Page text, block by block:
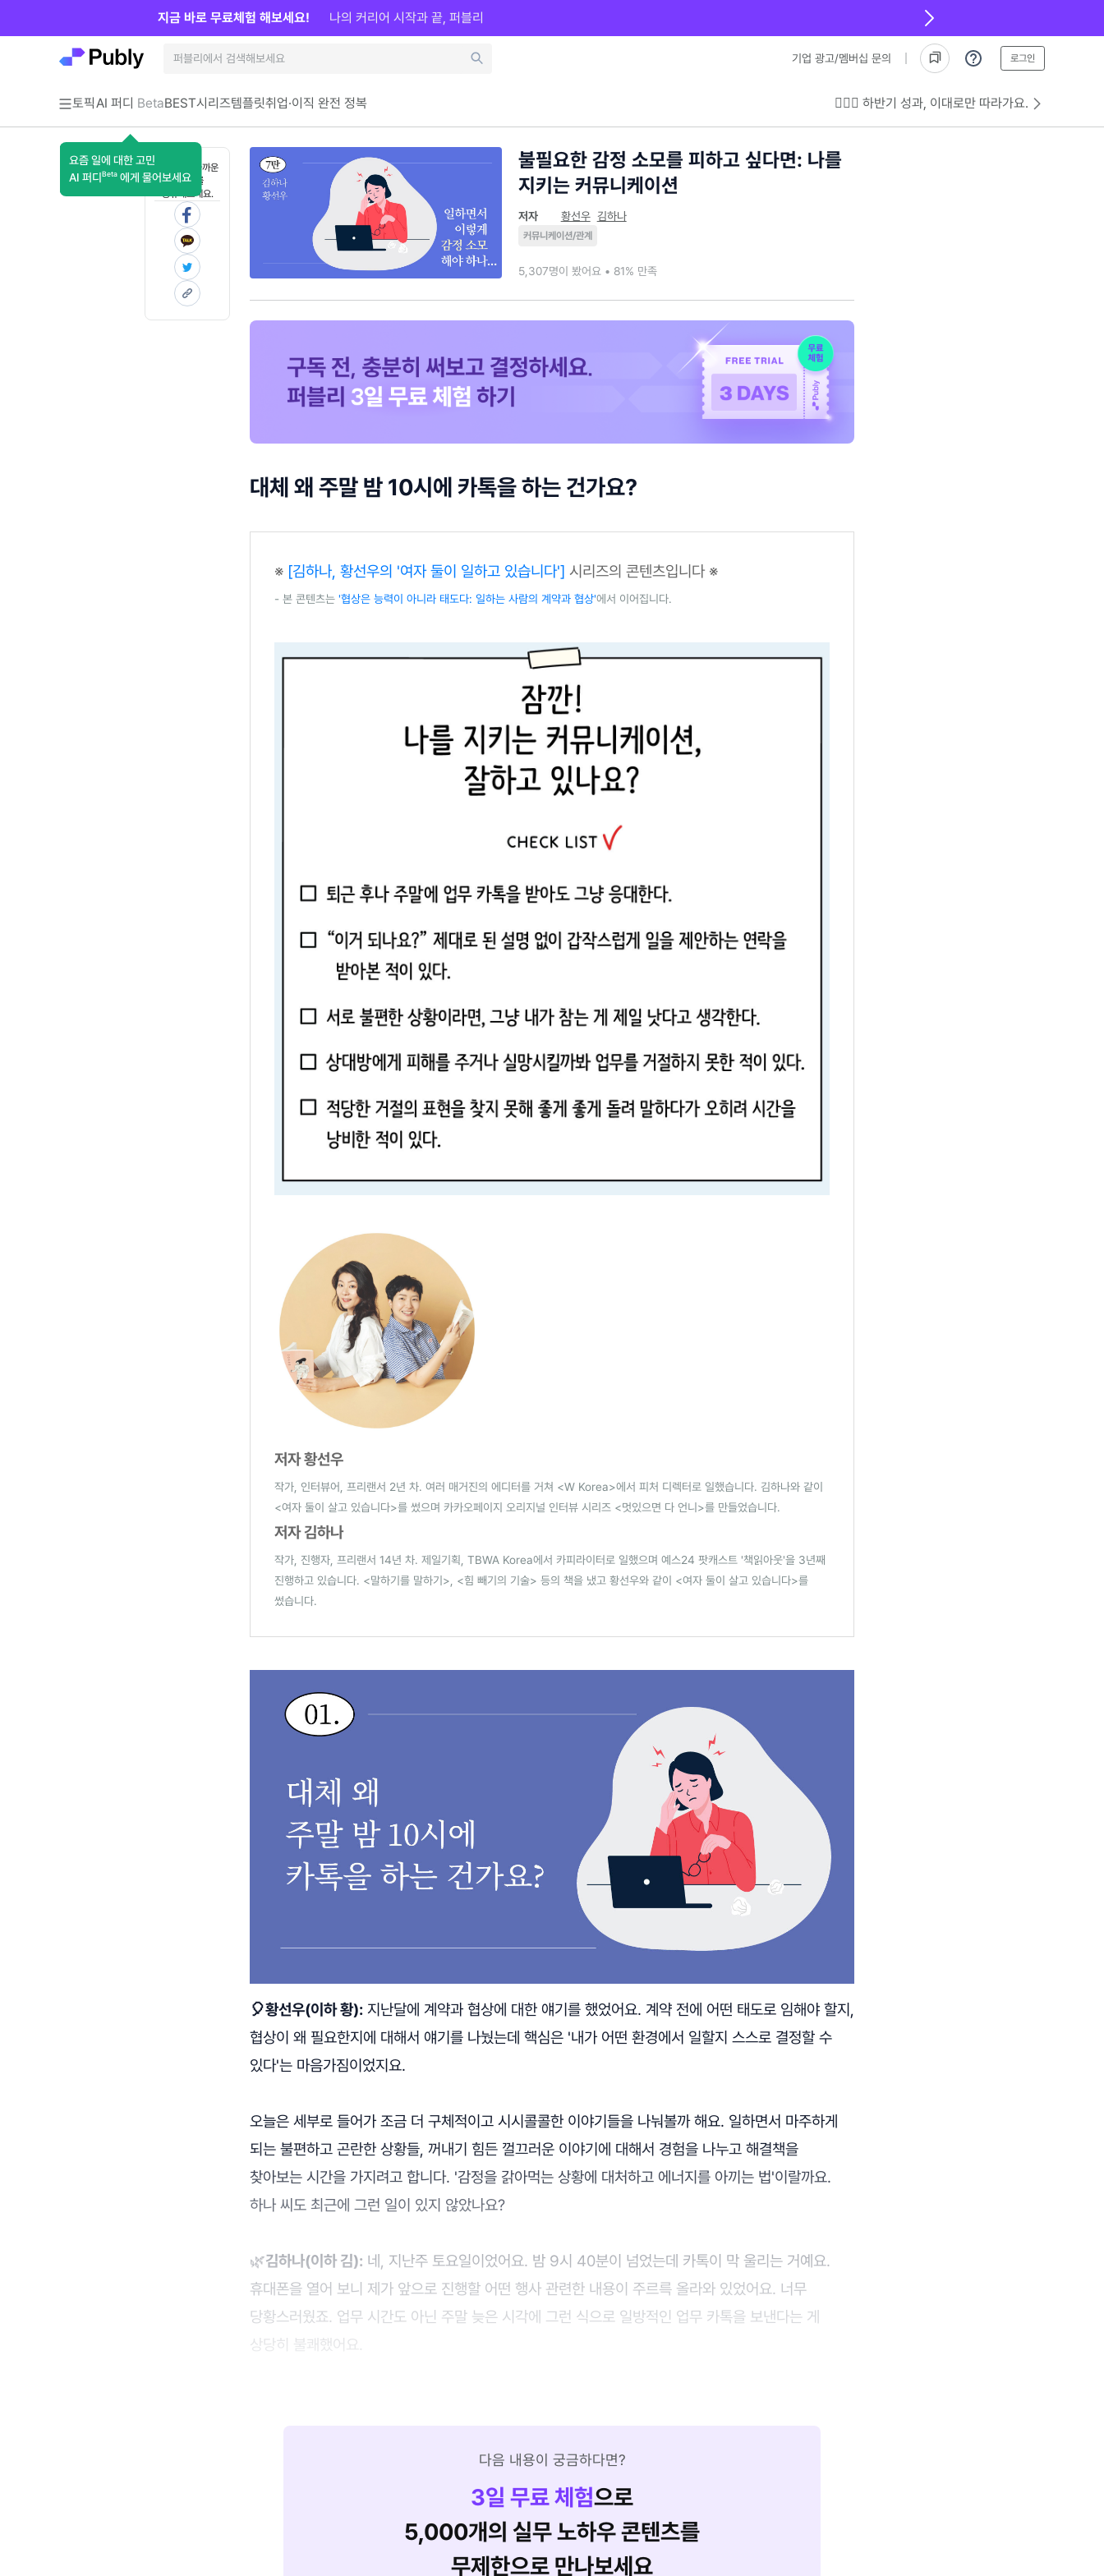
기업 광고/멤버십 문의 로그인
토픽AI 퍼디 Beta
요즘 일에 대한 고민
AI 퍼디 Beta 에게 물어보세요
BEST시리즈템플릿취업·이직 완전 정복 💁🏻‍♂️ 하반기 성과, 이대로만 따라가요.
지금 바로 무료체험 해보세요! 나의 커리어 시작과 끝, 퍼블리
혼자 보기 아까운
콘텐츠를
공유해보세요.
불필요한 감정 소모를 피하고 싶다면: 나를
지키는 커뮤니케이션
저자 황선우 김하나
커뮤니케이션/관계
5,307명이 봤어요 • 81% 만족
대체 왜 주말 밤 10시에 카톡을 하는 건가요?
※ [김하나, 황선우의 '여자 둘이 일하고 있습니다'] 시리즈의 콘텐츠입니다 ※
- 본 콘텐츠는 '협상은 능력이 아니라 태도다: 일하는 사람의 계약과 협상'에서 이어집니다.
저자 황선우
작가, 인터뷰어, 프리랜서 2년 차. 여러 매거진의 에디터를 거쳐 <W Korea>에서 피처 디렉터로 일했습니다. 김하나와 같이
<여자 둘이 살고 있습니다>를 썼으며 카카오페이지 오리지널 인터뷰 시리즈 <멋있으면 다 언니>를 만들었습니다.
저자 김하나
작가, 진행자, 프리랜서 14년 차. 제일기획, TBWA Korea에서 카피라이터로 일했으며 예스24 팟캐스트 '책읽아웃'을 3년째
진행하고 있습니다. <말하기를 말하기>, <힘 빼기의 기술> 등의 책을 냈고 황선우와 같이 <여자 둘이 살고 있습니다>를
썼습니다.
🎈황선우(이하 황): 지난달에 계약과 협상에 대한 얘기를 했었어요. 계약 전에 어떤 태도로 임해야 할지,
협상이 왜 필요한지에 대해서 얘기를 나눴는데 핵심은 '내가 어떤 환경에서 일할지 스스로 결정할 수
있다'는 마음가짐이었지요.
오늘은 세부로 들어가 조금 더 구체적이고 시시콜콜한 이야기들을 나눠볼까 해요. 일하면서 마주하게
되는 불편하고 곤란한 상황들, 꺼내기 힘든 껄끄러운 이야기에 대해서 경험을 나누고 해결책을
찾아보는 시간을 가지려고 합니다. '감정을 갉아먹는 상황에 대처하고 에너지를 아끼는 법'이랄까요.
하나 씨도 최근에 그런 일이 있지 않았나요?
🌿김하나(이하 김): 네, 지난주 토요일이었어요. 밤 9시 40분이 넘었는데 카톡이 막 울리는 거예요.
휴대폰을 열어 보니 제가 앞으로 진행할 어떤 행사 관련한 내용이 주르륵 올라와 있었어요. 너무
당황스러웠죠. 업무 시간도 아닌 주말 늦은 시각에 그런 식으로 일방적인 업무 카톡을 보낸다는 게
상당히 불쾌했어요.
다음 내용이 궁금하다면?
3일 무료 체험으로
5,000개의 실무 노하우 콘텐츠를
무제한으로 만나보세요